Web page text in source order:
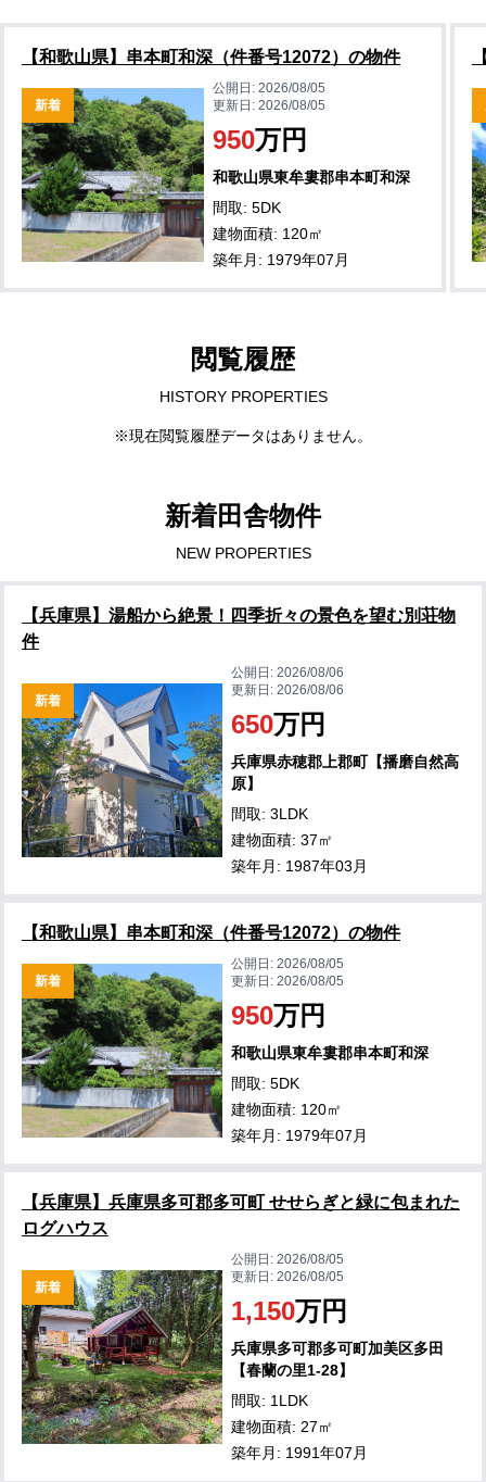
【和歌山県】串本町和深（件番号12072）の物件
新着
公開日:2026/08/05
更新日:2026/08/05
950万円
和歌山県東牟婁郡串本町和深
間取: 5DK
建物面積: 120㎡
築年月: 1979年07月
閲覧履歴
HISTORY PROPERTIES
※現在閲覧履歴データはありません。
新着田舎物件
NEW PROPERTIES
【兵庫県】湯船から絶景！四季折々の景色を望む別荘物
件
新着
公開日:2026/08/06
更新日:2026/08/06
650万円
兵庫県赤穂郡上郡町【播磨自然高
原】
間取: 3LDK
建物面積: 37㎡
築年月: 1987年03月
【和歌山県】串本町和深（件番号12072）の物件
新着
公開日:2026/08/05
更新日:2026/08/05
950万円
和歌山県東牟婁郡串本町和深
間取: 5DK
建物面積: 120㎡
築年月: 1979年07月
【兵庫県】兵庫県多可郡多可町 せせらぎと緑に包まれた
ログハウス
新着
公開日:2026/08/05
更新日:2026/08/05
1,150万円
兵庫県多可郡多可町加美区多田
【春蘭の里1-28】
間取: 1LDK
建物面積: 27㎡
築年月: 1991年07月